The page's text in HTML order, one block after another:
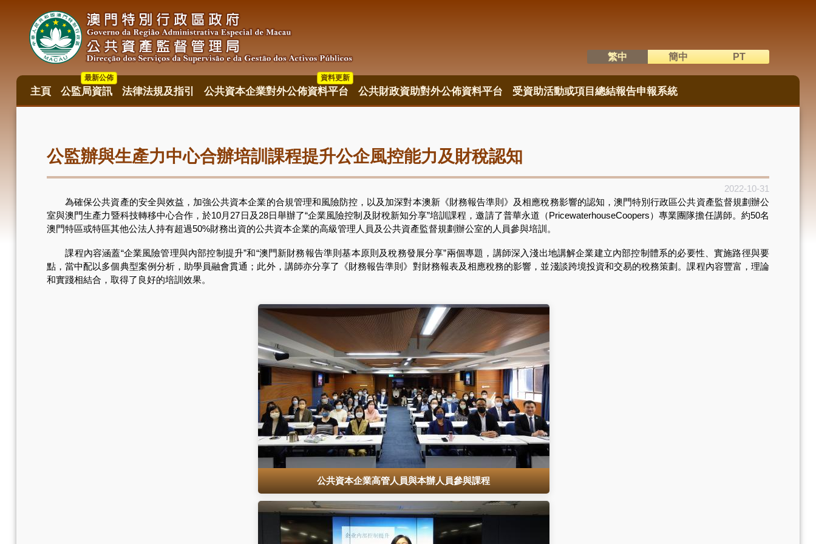
語系切換
繁中 簡中 PT
目
主頁 公監局資訊
最新公佈
法律法規及指引 公共資本企業對外公佈資料平台
資料更新
公共財政資助對外公佈資料平台 受資助活動或項目總結報告申報系統
公監辦與生產力中心合辦培訓課程提升公企風控能力及財稅認知
2022-10-31
為確保公共資產的安全與效益，加強公共資本企業的合規管理和風險防控，以及加深對本澳新《財務報告準則》及相應稅務影響的認知，澳門特別行政區公共資產監督規劃辦公
室與澳門生產力暨科技轉移中心合作，於10月27日及28日舉辦了“企業風險控制及財稅新知分享”培訓課程，邀請了普華永道（PricewaterhouseCoopers）專業團隊擔任講師。約50名
澳門特區或特區其他公法人持有超過50%財務出資的公共資本企業的高級管理人員及公共資產監督規劃辦公室的人員參與培訓。
課程內容涵蓋“企業風險管理與內部控制提升”和“澳門新財務報告準則基本原則及稅務發展分享”兩個專題，講師深入淺出地講解企業建立內部控制體系的必要性、實施路徑與要
點，當中配以多個典型案例分析，助學員融會貫通；此外，講師亦分享了《財務報告準則》對財務報表及相應稅務的影響，並淺談跨境投資和交易的稅務策劃。課程內容豐富，理論
和實踐相結合，取得了良好的培訓效果。
公共資本企業高管人員與本辦人員參與課程